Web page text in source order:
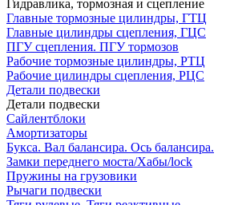
Гидравлика, тормозная и сцепление
Главные тормозные цилиндры, ГТЦ
Главные цилиндры сцепления, ГЦС
ПГУ сцепления. ПГУ тормозов
Рабочие тормозные цилиндры, РТЦ
Рабочие цилиндры сцепления, РЦС
Детали подвески
Детали подвески
Cайлентблоки
Амортизаторы
Букса. Вал балансира. Ось балансира.
Замки переднего моста/Хабы/lock
Пружины на грузовики
Рычаги подвески